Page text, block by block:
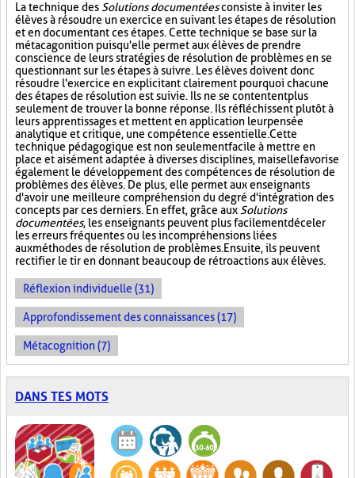
La technique des Solutions documentéesconsiste à inviter les
élèves à résoudre un exercice en suivant les étapes de résolution
et en documentant ces étapes. Cette technique se base sur la
métacagonition puisqu'elle permet aux élèves de prendre
conscience de leurs stratégies de résolution de problèmes en se
questionnant sur les étapes à suivre. Les élèves doivent donc
résoudre l'exercice en explicitant clairement pourquoi chacune
des étapes de résolution est suivie. Ils ne se contentent plus
seulement de trouver la bonne réponse. Ils réfléchissent plutôt à
leurs apprentissages et mettent en application leur pensée
analytique et critique, une compétence essentielle. Cette
technique pédagogique est non seulement facile à mettre en
place et aisément adaptée à diverses disciplines, mais elle favorise
également le développement des compétences de résolution de
problèmes des élèves. De plus, elle permet aux enseignants
d'avoir une meilleure compréhension du degré d'intégration des
concepts par ces derniers. En effet, grâce aux Solutions
documentées, les enseignants peuvent plus facilement déceler
les erreurs fréquentes ou les incompréhensions liées
aux méthodes de résolution de problèmes. Ensuite, ils peuvent
rectifier le tir en donnant beaucoup de rétroactions aux élèves.
Réflexion individuelle (31)
Approfondissement des connaissances (17)
Métacognition (7)
DANS TES MOTS